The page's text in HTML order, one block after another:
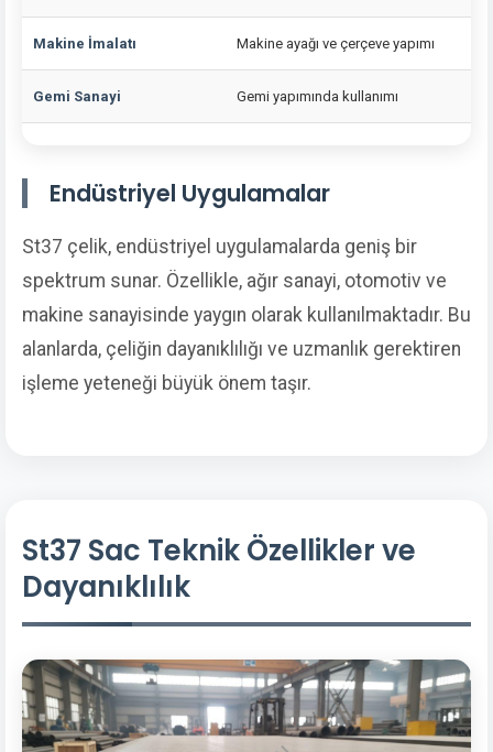
Makine İmalatı Makine ayağı ve çerçeve yapımı
Gemi Sanayi Gemi yapımında kullanımı
Endüstriyel Uygulamalar
St37 çelik, endüstriyel uygulamalarda geniş bir
spektrum sunar. Özellikle, ağır sanayi, otomotiv ve
makine sanayisinde yaygın olarak kullanılmaktadır. Bu
alanlarda, çeliğin dayanıklılığı ve uzmanlık gerektiren
işleme yeteneği büyük önem taşır.
St37 Sac Teknik Özellikler ve
Dayanıklılık